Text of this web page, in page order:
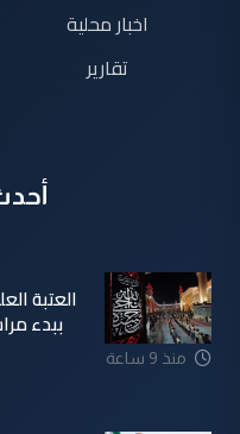
اخبار محلية
تقارير
منذ 9 ساعة
العتبة
ببدء